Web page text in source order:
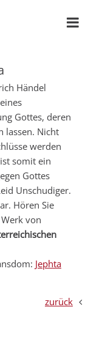
Händel
Gottes, deren
lassen. Nicht
werden
somit ein
Gottes
Unschudiger.
Hören Sie
von
Jephta
zurück